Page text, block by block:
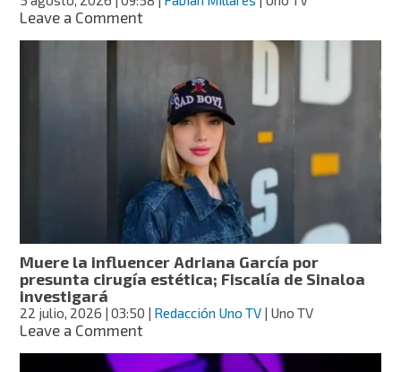
Leave a Commenton
César
Gastélum
Tiktok,
Instagram,
Youtube
y
Kick?
Muere la influencer Adriana García por
presunta cirugía estética; Fiscalía de Sinaloa
investigará
22 julio, 2026 | 03:50 | Redacción Uno TV | Uno TV
Leave a Commenton